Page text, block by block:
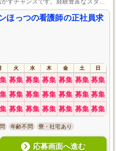
すチャンスです。経験豊富なスタッ
ており、スキルアップとキャリアア
。ほっつの看護師の正社員求
火 水 木 金 土 日
募集 募集 募集 募集 募集 募集
募集 募集 募集 募集 募集 募集
募集 募集 募集 募集 募集 募集
年齢不問 寮・社宅あり
応募画面へ進む